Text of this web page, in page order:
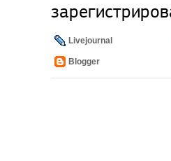
Livejournal
Blogger